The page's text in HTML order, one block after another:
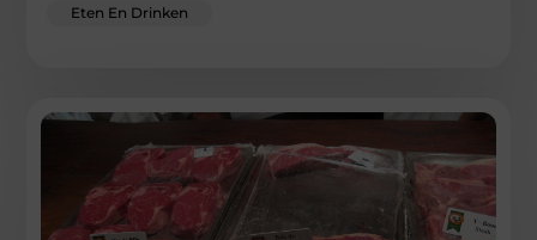
Eten En Drinken